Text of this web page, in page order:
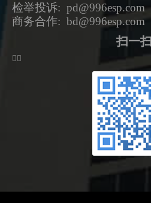
检举投诉: pd@996esp.com
商务合作: bd@996esp.com
扫一扫
ᅟᅠ